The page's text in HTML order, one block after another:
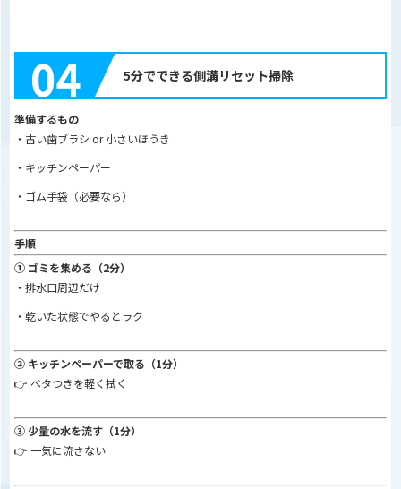
04 5分でできる側溝リセット掃除
準備するもの
・古い歯ブラシ or 小さいほうき
・キッチンペーパー
・ゴム手袋（必要なら）
手順
① ゴミを集める（2分）
・排水口周辺だけ
・乾いた状態でやるとラク
② キッチンペーパーで取る（1分）
👉 ベタつきを軽く拭く
③ 少量の水を流す（1分）
👉 一気に流さない